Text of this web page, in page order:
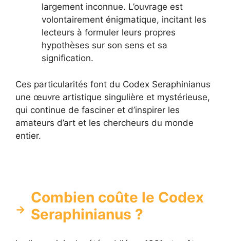
largement inconnue. L’ouvrage est
volontairement énigmatique, incitant les
lecteurs à formuler leurs propres
hypothèses sur son sens et sa
signification.
Ces particularités font du Codex Seraphinianus
une œuvre artistique singulière et mystérieuse,
qui continue de fasciner et d’inspirer les
amateurs d’art et les chercheurs du monde
entier.
Combien coûte le Codex
Seraphinianus ?